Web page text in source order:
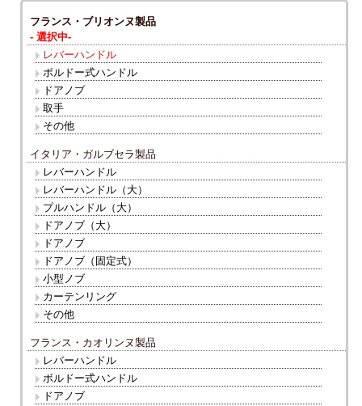
イタリア・ガルブセラ製品
レバーハンドル
レバーハンドル（大）
プルハンドル（大）
ドアノブ（大）
ドアノブ
ドアノブ（固定式）
小型ノブ
カーテンリング
その他
フランス・ブリオンヌ製品
- 選択中-
レバーハンドル
ボルドー式ハンドル
ドアノブ
取手
その他
フランス・カオリンヌ製品
レバーハンドル
ボルドー式ハンドル
ドアノブ